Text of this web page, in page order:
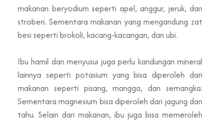
makanan beryodium seperti apel, anggur, jeruk, dan
stroberi. Sementara makanan yang mengandung zat
besi seperti brokoli, kacang-kacangan, dan ubi.
Ibu hamil dan menyusui juga perlu kandungan mineral
lainnya seperti potasium yang bisa diperoleh dari
makanan seperti pisang, mangga, dan semangka.
Sementara magnesium bisa diperoleh dari jagung dan
tahu. Selain dari makanan, ibu juga bisa memeroleh